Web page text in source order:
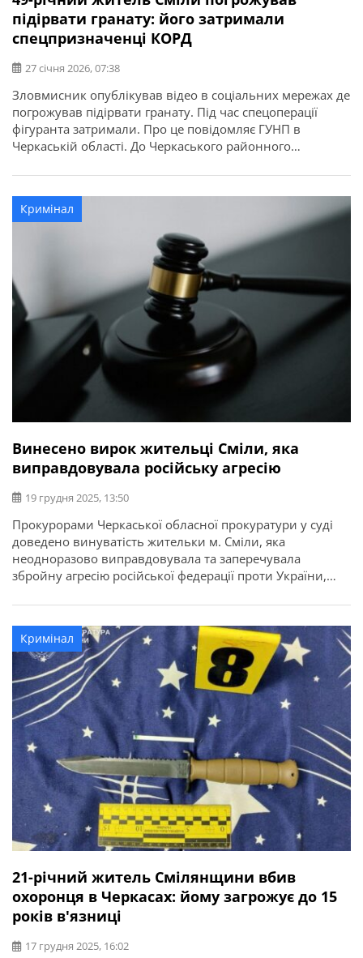
підірвати гранату: його затримали
спецпризначенці КОРД
27 січня 2026, 07:38
Зловмисник опублікував відео в соціальних мережах де
погрожував підірвати гранату. Під час спецоперації
фігуранта затримали. Про це повідомляє ГУНП в
Черкаській області. До Черкаського районного
Смілі місцевий житель опублікував відео в соціальних
мережах, де погрожував підірвати гранату. За адресою
оперативно прибула слідчо-оперативна група,
спецпризначенці КОРД, спеціалісти-криміналісти,
Кримінал
Винесено вирок жительці Сміли, яка
виправдовувала російську агресію
19 грудня 2025, 13:50
Прокурорами Черкаської обласної прокуратури у суді
доведено винуватість жительки м. Сміли, яка
неодноразово виправдовувала та заперечувала
збройну агресію російської федерації проти України,
Про це повідомляє Черкаська обласна прокуратура.
Зібраними доказами доведено, що обвинувачена
наприкінці 2024 року у телефонних розмовах зі своїми
знайомими наполягала, […]
Кримінал
21-річний житель Смілянщини вбив
охоронця в Черкасах: йому загрожує до 15
років в'язниці
17 грудня 2025, 16:02